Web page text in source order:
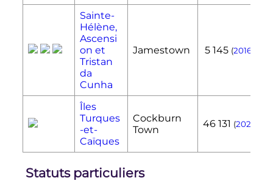
Sainte-
Hélène,
Ascensi
on et
Tristan
da
Cunha
Jamestown 5 145 (2016
Îles
Turques
-et-
Caïques
Cockburn
Town
46 131 (2021
Statuts particuliers